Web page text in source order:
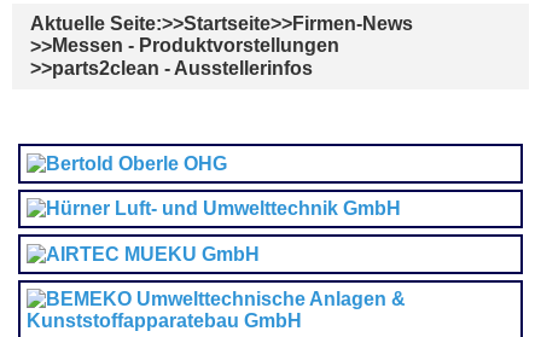
Aktuelle Seite: Startseite
Firmen-News
Messen - Produktvorstellungen
parts2clean - Ausstellerinfos